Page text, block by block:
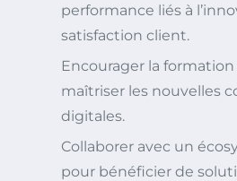
performance liés à
satisfaction client.
Encourager la
maîtriser les nouvelles
digitales.
Collaborer avec un
pour bénéficier de